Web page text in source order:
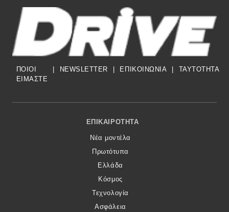
ΠΟΙΟΙ
ΕΙΜΑΣΤΕ
| NEWSLETTER | ΕΠΙΚΟΙΝΩΝΙΑ | TAYTOTHTA
Footer Menu
ΕΠΙΚΑΙΡΌΤΗΤΑ
Νέα μοντέλα
Πρωτότυπα
Ελλάδα
Κόσμος
Τεχνολογία
Ασφάλεια